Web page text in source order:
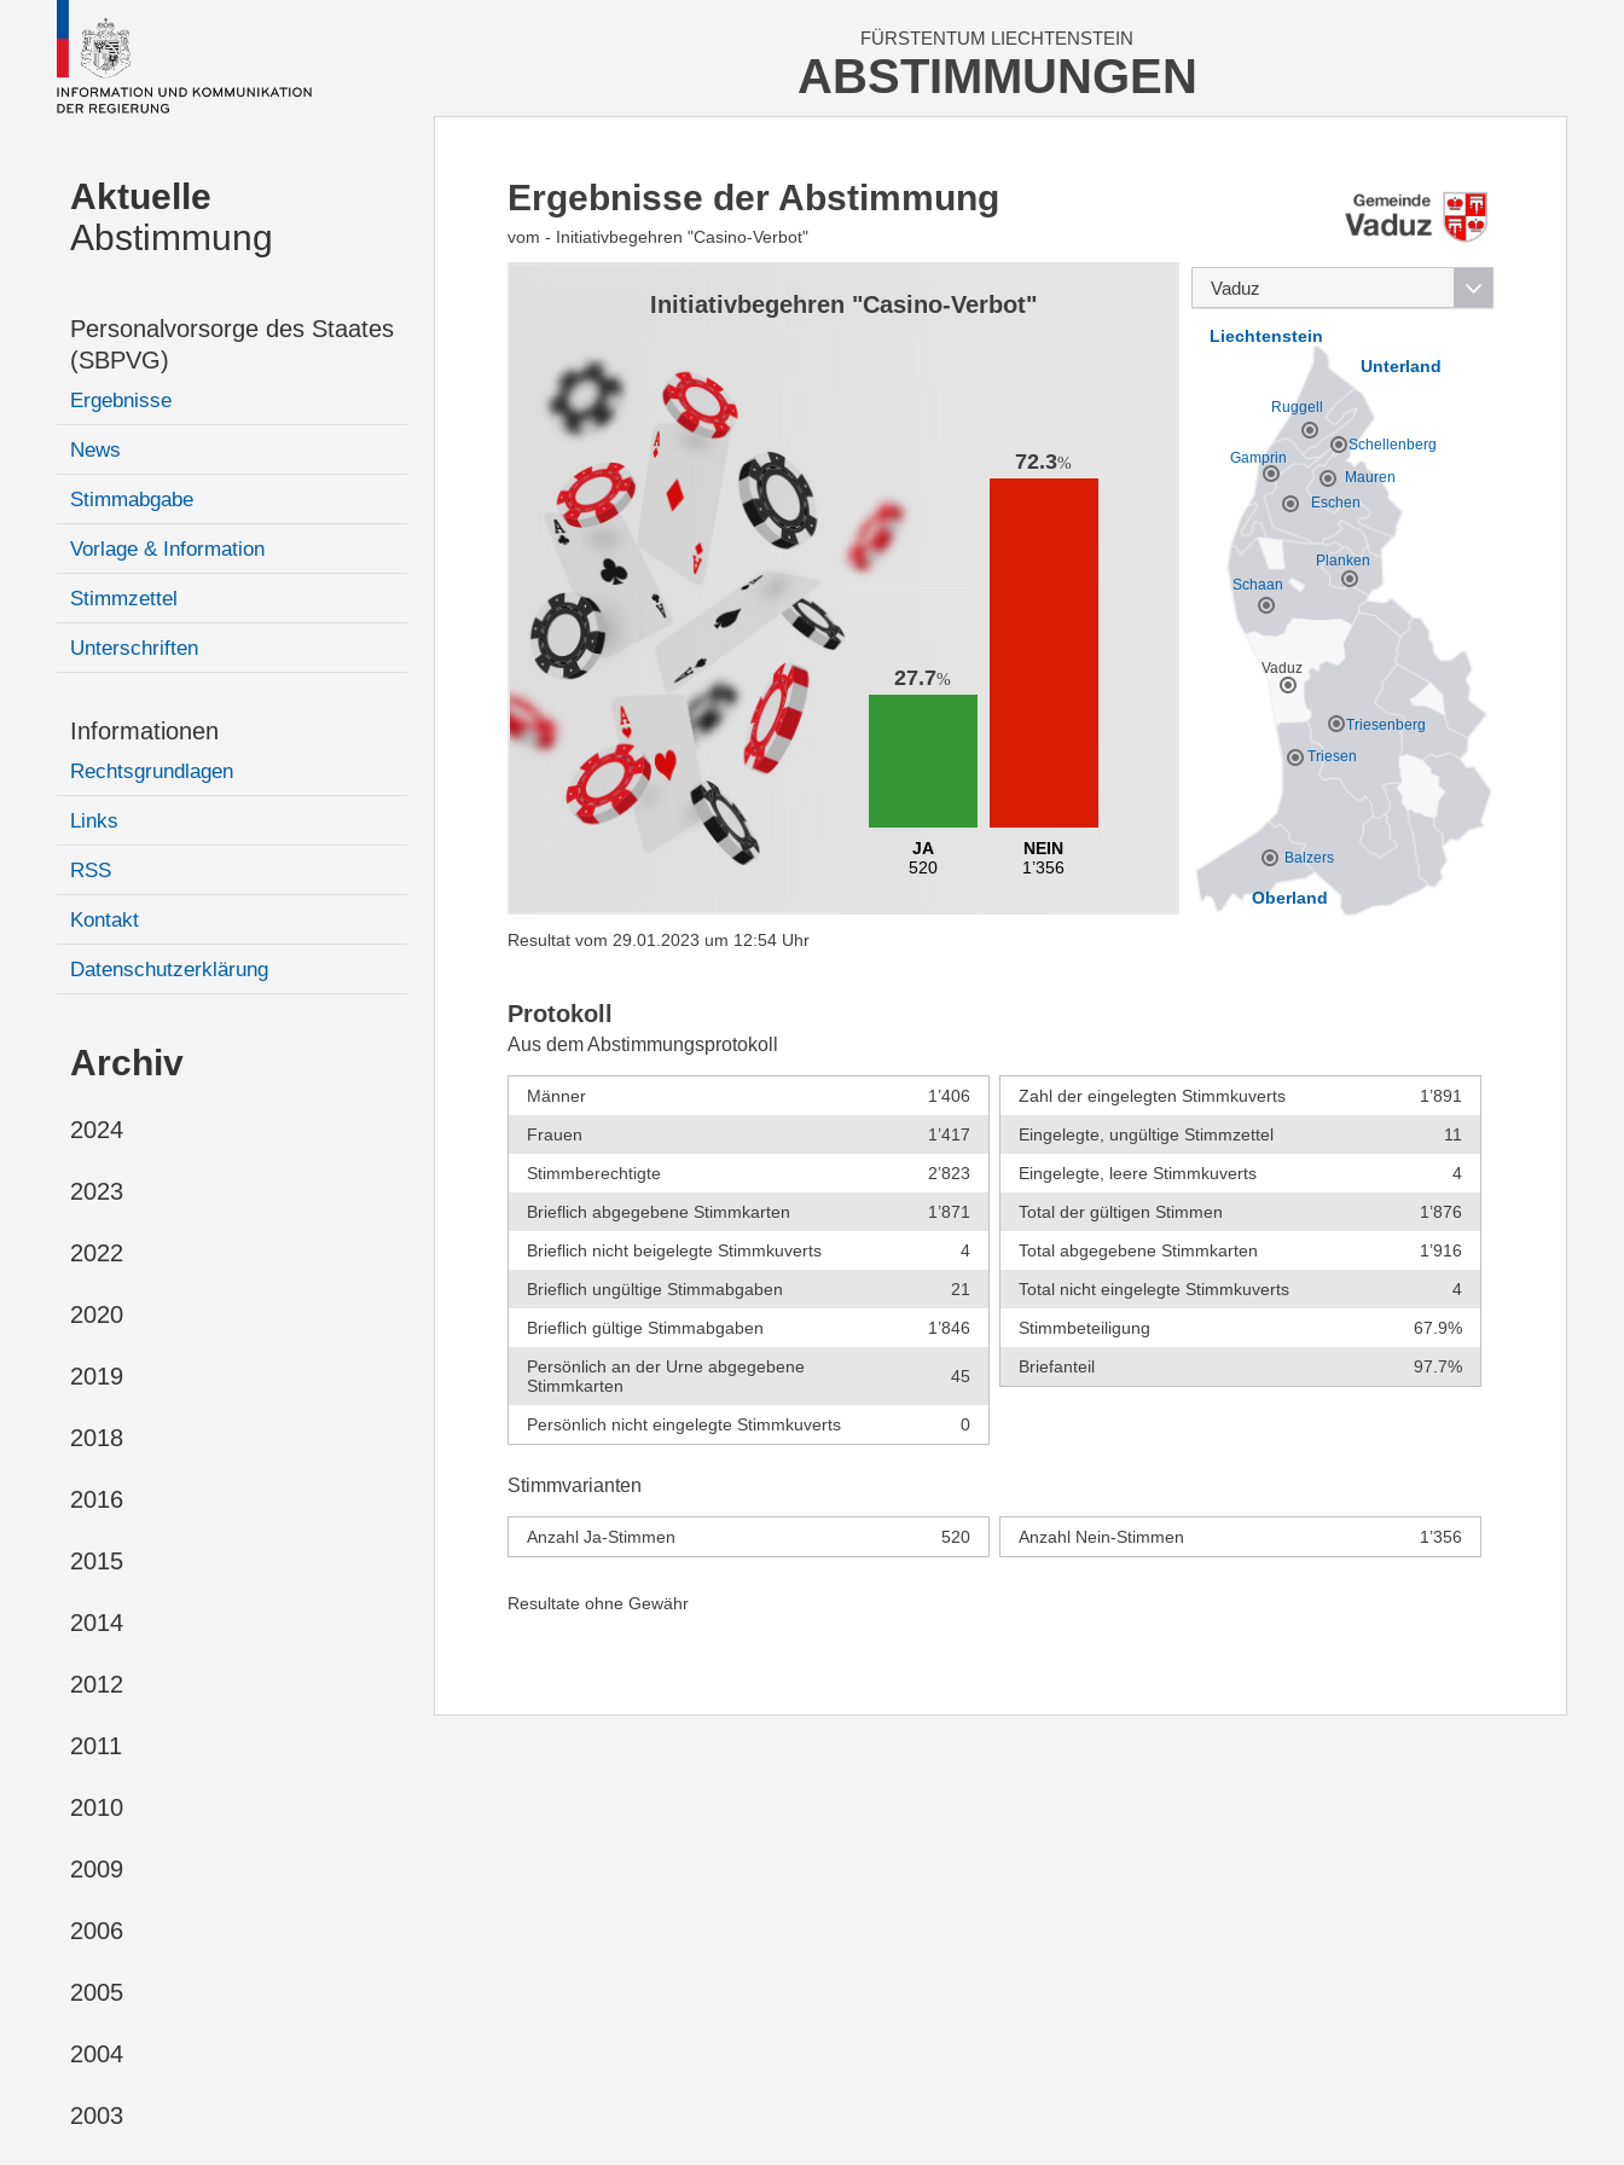
FÜRSTENTUM LIECHTENSTEIN
ABSTIMMUNGEN
Aktuelle
Abstimmung
Personalvorsorge des Staates
(SBPVG)
Ergebnisse
News
Stimmabgabe
Vorlage & Information
Stimmzettel
Unterschriften
Informationen
Rechtsgrundlagen
Links
RSS
Kontakt
Datenschutzerklärung
Archiv
2024
2023
2022
2020
2019
2018
2016
2015
2014
2012
2011
2010
2009
2006
2005
2004
2003
Vaduz
Balzers
Planken
Schaan
Triesen
Triesenberg
Eschen
Gamprin
Mauren
Ruggell
Schellenberg
Oberland
Unterland
Liechtenstein
Ergebnisse der Abstimmung
vom - Initiativbegehren "Casino-Verbot"
Initiativbegehren "Casino-Verbot"
27.7%
JA
520
72.3%
NEIN
1’356
Resultat vom 29.01.2023 um 12:54 Uhr
Protokoll
Aus dem Abstimmungsprotokoll
Männer
1’406
Frauen
1’417
Stimmberechtigte
2’823
Brieflich abgegebene Stimmkarten
1’871
Brieflich nicht beigelegte Stimmkuverts
4
Brieflich ungültige Stimmabgaben
21
Brieflich gültige Stimmabgaben
1’846
Persönlich an der Urne abgegebene
Stimmkarten
45
Persönlich nicht eingelegte Stimmkuverts 0
Zahl der eingelegten Stimmkuverts
1’891
Eingelegte, ungültige Stimmzettel
11
Eingelegte, leere Stimmkuverts
4
Total der gültigen Stimmen
1’876
Total abgegebene Stimmkarten
1’916
Total nicht eingelegte Stimmkuverts
4
Stimmbeteiligung
67.9%
Briefanteil
97.7%
Stimmvarianten
Anzahl Ja-Stimmen 520 Anzahl Nein-Stimmen 1’356
Resultate ohne Gewähr